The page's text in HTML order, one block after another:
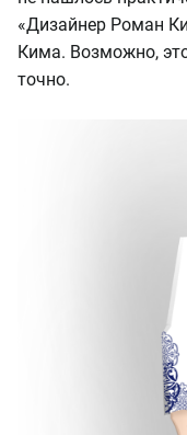
«Дизайнер Роман
Кима. Возможно,
точно.